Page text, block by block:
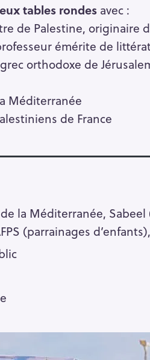
tables rondesavec :
de Palestine, originaire
émérite de
orthodoxe de
Méditerranée
de France
la Méditerranée, Sabeel
(parrainages